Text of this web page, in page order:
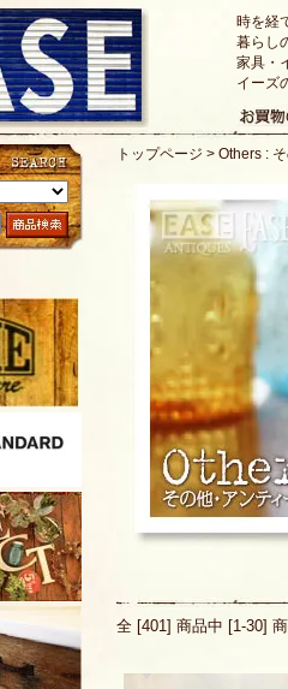
時を経
暮らし
家具・
イーズ
トップページ > Others :
全 [401] 商品中 [1-30]